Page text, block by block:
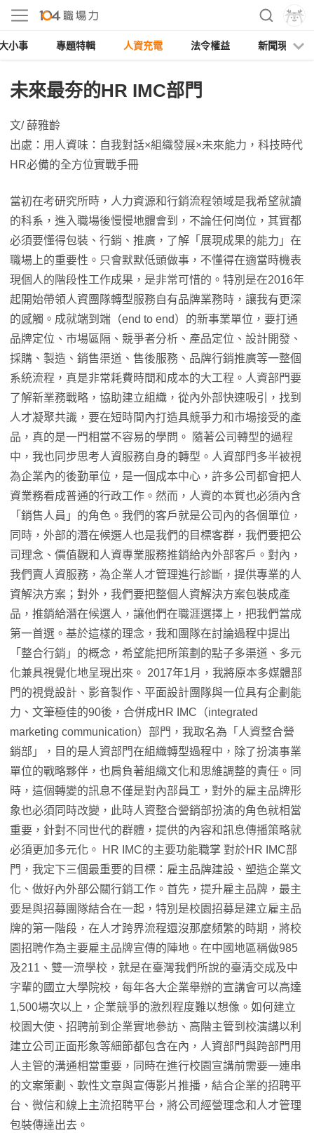
小事 專題特輯 人資充電 法令權益 新聞現場
未來最夯的HR IMC部門
文/ 薛雅齡
出處：用人資味：自我對話×組織發展×未來能力，科技時代
HR必備的全方位實戰手冊
當初在考研究所時，人力資源和行銷流程領域是我希望就讀
的科系，進入職場後慢慢地體會到，不論任何崗位，其實都
必須要懂得包裝、行銷、推廣，了解「展現成果的能力」在
職場上的重要性。只會默默低頭做事，不懂得在適當時機表
現個人的階段性工作成果，是非常可惜的。特別是在2016年
起開始帶領人資團隊轉型服務自有品牌業務時，讓我有更深
的感觸。成就端到端（end to end）的新事業單位，要打通
品牌定位、市場區隔、競爭者分析、產品定位、設計開發、
採購、製造、銷售渠道、售後服務、品牌行銷推廣等一整個
系統流程，真是非常耗費時間和成本的大工程。人資部門要
了解新業務戰略，協助建立組織，從內外部快速吸引，找到
人才凝聚共識，要在短時間內打造具競爭力和市場接受的產
品，真的是一門相當不容易的學問。 隨著公司轉型的過程
中，我也同步思考人資服務自身的轉型。人資部門多半被視
為企業內的後勤單位，是一個成本中心，許多公司都會把人
資業務看成普通的行政工作。然而，人資的本質也必須內含
「銷售人員」的角色。我們的客戶就是公司內的各個單位，
同時，外部的潛在候選人也是我們的目標客群，我們要把公
司理念、價值觀和人資專業服務推銷給內外部客戶。對內，
我們賣人資服務，為企業人才管理進行診斷，提供專業的人
資解決方案；對外，我們要把整個人資解決方案包裝成產
品，推銷給潛在候選人，讓他們在職涯選擇上，把我們當成
第一首選。基於這樣的理念，我和團隊在討論過程中提出
「整合行銷」的概念，希望能把所策劃的點子多渠道、多元
化兼具視覺化地呈現出來。 2017年1月，我將原本多媒體部
門的視覺設計、影音製作、平面設計團隊與一位具有企劃能
力、文筆極佳的90後，合併成HR IMC（integrated
marketing communication）部門，我取名為「人資整合營
銷部」，目的是人資部門在組織轉型過程中，除了扮演事業
單位的戰略夥伴，也肩負著組織文化和思維調整的責任。同
時，這個轉變的訊息不僅是對內部員工，對外的雇主品牌形
象也必須同時改變，此時人資整合營銷部扮演的角色就相當
重要，針對不同世代的群體，提供的內容和訊息傳播策略就
必須更加多元化。 HR IMC的主要功能職掌 對於HR IMC部
門，我定下三個最重要的目標：雇主品牌建設、塑造企業文
化、做好內外部公關行銷工作。首先，提升雇主品牌，最主
要是與招募團隊結合在一起，特別是校園招募是建立雇主品
牌的第一階段，在人才跨界流程還沒那麼頻繁的時期，將校
園招聘作為主要雇主品牌宣傳的陣地。在中國地區稱做985
及211、雙一流學校，就是在臺灣我們所說的臺清交成及中
字輩的國立大學院校，每年各大企業舉辦的宣講會可以高達
1,500場次以上，企業競爭的激烈程度難以想像。如何建立
校園大使、招聘前到企業實地參訪、高階主管到校演講以利
建立公司正面形象等細節都包含在內，人資部門與跨部門用
人主管的溝通相當重要，同時在進行校園宣講前需要一連串
的文案策劃、軟性文章與宣傳影片推播，結合企業的招聘平
台、微信和線上主流招聘平台，將公司經營理念和人才管理
包裝傳達出去。